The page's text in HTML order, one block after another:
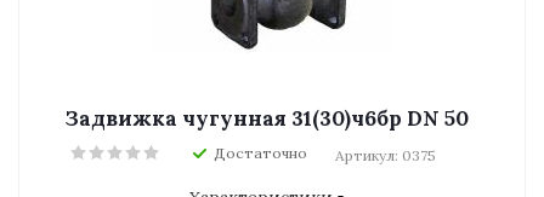
Задвижка чугунная 31(30)ч6бр DN 50
Достаточно Артикул: 0375